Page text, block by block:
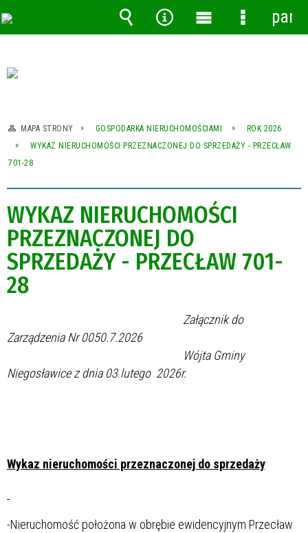
MAPA STRONY GOSPODARKA NIERUCHOMOŚCIAMI
ROK 2026
WYKAZ NIERUCHOMOŚCI PRZEZNACZONEJ DO SPRZEDAŻY - PRZECŁAW
701-28
WYKAZ NIERUCHOMOŚCI
PRZEZNACZONEJ DO
SPRZEDAŻY - PRZECŁAW 701-
28
Załącznik do
Zarządzenia Nr 0050.7.2026
Wójta Gminy
Niegosławice z dnia 03 lutego 2026r.
Wykaz nieruchomości przeznaczonej do sprzedaży
-Nieruchomość położona w obrębie ewidencyjnym Przecław
Wyszukiwarka
Narzędzia
MenuMenu